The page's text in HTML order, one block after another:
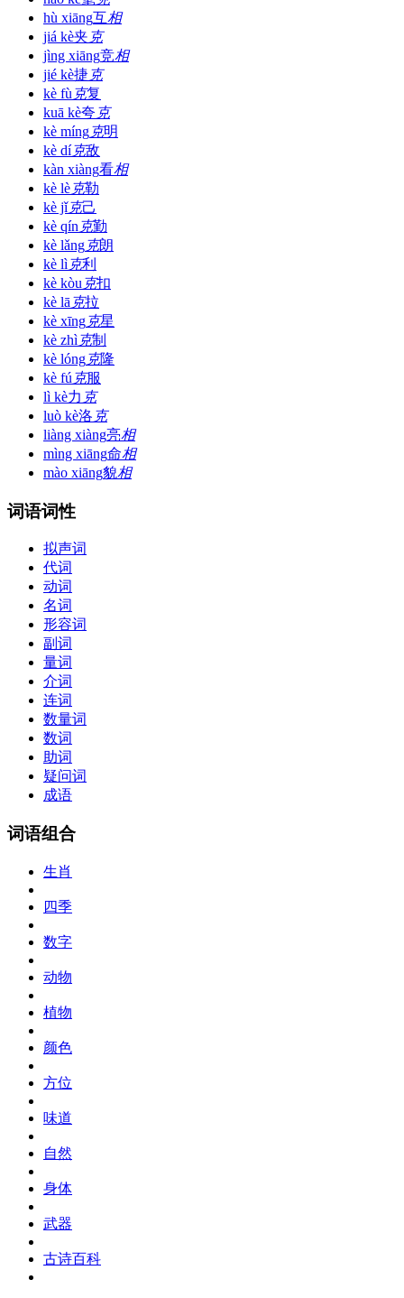
hù xiāng互相
jiá kè夹 克
jìng xiāng竞相
jié kè捷 克
kè fù 克复
kuā kè夸 克
kè míng克明
kè dí克敌
kàn xiàng看相
kè lè克勒
kè jǐ克己
kè qín 克勤
kè lǎng克朗
kè lì克利
kè kòu 克扣
kè lā 克拉
kè xīng克星
kè zhì克制
kè lóng克隆
kè fú 克服
lì kè力 克
luò kè洛 克
liàng xiàng亮相
mìng xiāng命相
mào xiāng貌相
词语词性
拟声词
代词
动词
名词
形容词
副词
量词
介词
连词
数量词
数词
助词
疑问词
成语
词语组合
生肖
四季
数字
动物
植物
颜色
方位
味道
自然
身体
武器
古诗百科